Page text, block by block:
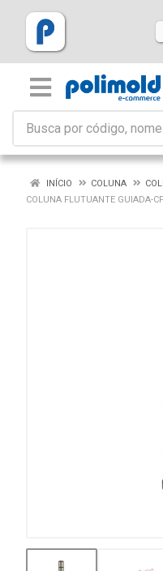
INÍCIO COLUNA
COLUNA FLUTUANTE GUIADA-